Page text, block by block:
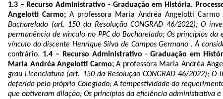
1.3 – Recurso Administrativo - Graduação em História.
Angelotti Carmo; A professora Maria Andréa Angelotti
Bacharelado (art. 150 da Resolução CONGRAD 46/2022); O
permanência de vínculo no PPC do Bacharelado; Os princípios
vínculo do discente Henrique Silva de Campos Germano . À
contrário. 1.4 – Recurso Administrativo - Graduação em
Maria Andréa Angelotti Carmo;A professora Maria Andréa
grau Licenciatura (art. 150 da Resolução CONGRAD 46/2022);
deferida pelo próprio Colegiado; A tempestividade do
que obtiveram dilação; Os princípios da eficiência administrativa